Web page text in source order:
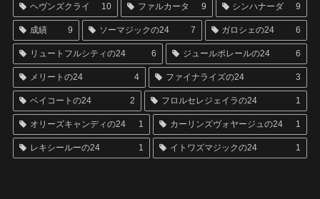
ヘヴンズクライ 10 ファルカータ 9 シンハナーダ 9
成績 9 ソーマジックの24 7 ガロシェの24 6
リュートフルシティの24 6 ジュールポレールの24 6
メリートの24 4 ファイナライズの24 3
ベイコートの24 2 フロルセレジェイラの24 1
オリーズキャンディの24 1 カーリンズヴォヤージュの24 1
レキシールーの24 1 イトワズマジックの24 1